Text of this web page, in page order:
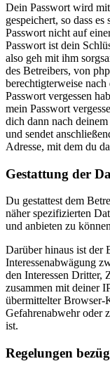
Dein Passwort wird
gespeichert, so dass
Passwort nicht auf
Passwort ist dein
also geh mit ihm
des Betreibers, von
berechtigterweise
Passwort vergessen
mein Passwort
dich dann nach
und sendet
Adresse, mit dem du
Gestattung der
Du gestattest dem
näher spezifizierten
und anbieten zu
Darüber hinaus ist der
Interessenabwägung
den Interessen Dritter,
zusammen mit deiner
übermittelter Browser-
Gefahrenabwehr oder
ist.
Regelungen